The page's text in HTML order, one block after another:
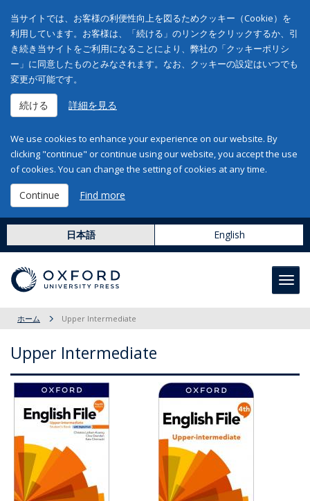
当サイトでは、お客様の利便性向上を図るためクッキー（Cookie）を
利用しています。お客様は、「続ける」のリンクをクリックするか、引
き続き当サイトをご利用になることにより、弊社の「クッキーポリシ
ー」に同意したものとみなされます。なお、クッキーの設定はいつでも
変更が可能です。
続ける 詳細を見る
We use cookies to enhance your experience on our website. By
clicking "continue" or continue using our website, you accept the use
of cookies. You can change the setting of cookies at any time.
Continue Find more
日本語 English
ホーム Upper Intermediate
Upper Intermediate